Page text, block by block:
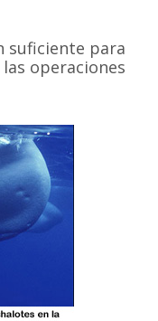
suficiente para
operaciones